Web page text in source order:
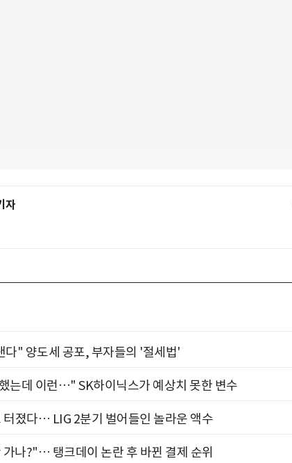
자
다" 양도세 공포, 부자들의 '절세법'
는데 이런…" SK하이닉스가 예상치 못한 변수
터졌다… LIG 2분기 벌어들인 놀라운 액수
나?"… 탱크데이 논란 후 바뀐 결제 순위